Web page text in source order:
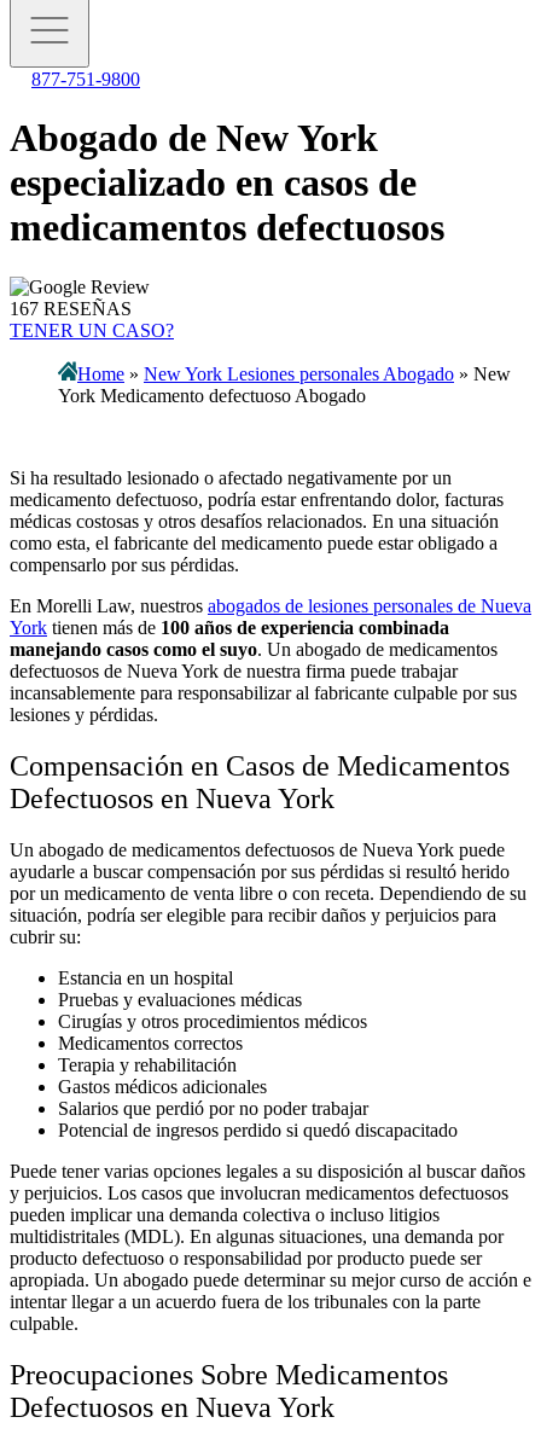
877-751-9800
Abogado de New York
especializado en casos de
medicamentos defectuosos
167 RESEÑAS
TENER UN CASO?
Home » New York Lesiones personales Abogado » New
York Medicamento defectuoso Abogado
Si ha resultado lesionado o afectado negativamente por un
medicamento defectuoso, podría estar enfrentando dolor, facturas
médicas costosas y otros desafíos relacionados. En una situación
como esta, el fabricante del medicamento puede estar obligado a
compensarlo por sus pérdidas.
En Morelli Law, nuestros abogados de lesiones personales de Nueva
York tienen más de 100 años de experiencia combinada
manejando casos como el suyo. Un abogado de medicamentos
defectuosos de Nueva York de nuestra firma puede trabajar
incansablemente para responsabilizar al fabricante culpable por sus
lesiones y pérdidas.
Compensación en Casos de Medicamentos
Defectuosos en Nueva York
Un abogado de medicamentos defectuosos de Nueva York puede
ayudarle a buscar compensación por sus pérdidas si resultó herido
por un medicamento de venta libre o con receta. Dependiendo de su
situación, podría ser elegible para recibir daños y perjuicios para
cubrir su:
Estancia en un hospital
Pruebas y evaluaciones médicas
Cirugías y otros procedimientos médicos
Medicamentos correctos
Terapia y rehabilitación
Gastos médicos adicionales
Salarios que perdió por no poder trabajar
Potencial de ingresos perdido si quedó discapacitado
Puede tener varias opciones legales a su disposición al buscar daños
y perjuicios. Los casos que involucran medicamentos defectuosos
pueden implicar una demanda colectiva o incluso litigios
multidistritales (MDL). En algunas situaciones, una demanda por
producto defectuoso o responsabilidad por producto puede ser
apropiada. Un abogado puede determinar su mejor curso de acción e
intentar llegar a un acuerdo fuera de los tribunales con la parte
culpable.
Preocupaciones Sobre Medicamentos
Defectuosos en Nueva York